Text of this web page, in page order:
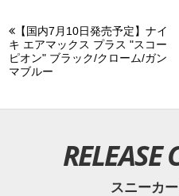
【国内7月10日発売予定】ナイ
キ エアマックス プラス "スコー
ピオン" ブラック/クローム/ガン
マブルー
RELEASE
スニーカ